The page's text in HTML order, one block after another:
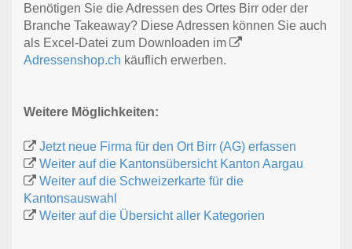
Benötigen Sie die Adressen des Ortes Birr oder der
Branche Takeaway? Diese Adressen können Sie auch
als Excel-Datei zum Downloaden im
Adressenshop.ch käuflich erwerben.
Weitere Möglichkeiten:
Jetzt neue Firma für den Ort Birr (AG) erfassen
Weiter auf die Kantonsübersicht Kanton Aargau
Weiter auf die Schweizerkarte für die
Kantonsauswahl
Weiter auf die Übersicht aller Kategorien